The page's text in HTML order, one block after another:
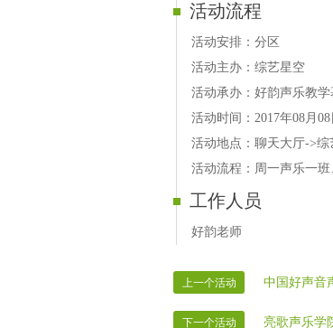
活动流程
活动安排：分区
活动主办：综艺星空
活动承办：好韵声乐教
活动时间：2017年08月
活动地点：聊天大厅->
活动流程：周一声乐一
工作人员
好韵老师
上一个活动 中国好声音
下一个活动 亮歌声乐学